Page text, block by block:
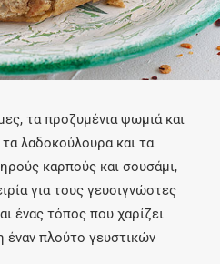
τα προζυμένια ψωμιά και
λαδοκούλουρα και τα
καρπούς και σουσάμι,
για τους γευσιγνώστες
ένας τόπος που χαρίζει
έναν πλούτο γευστικών